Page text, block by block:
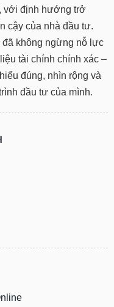
với định hướng trở
cậy của nhà đầu tư.
không ngừng nỗ lực
tài chính chính xác –
đúng, nhìn rộng và
đầu tư của mình.